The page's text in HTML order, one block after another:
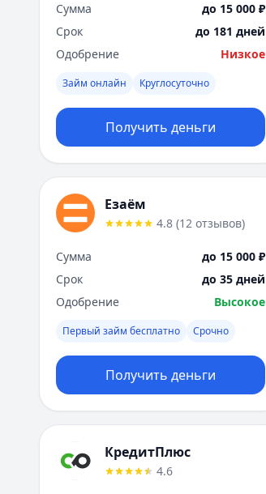
Сумма
до 15 000 ₽
Срок
до 181 дней
Одобрение
Низкое
Займ онлайн Круглосуточно
Получить деньги
Езаём
4.8 (12 отзывов)
Сумма
до 15 000 ₽
Срок
до 35 дней
Одобрение
Высокое
Первый займ бесплатно Срочно
Получить деньги
КредитПлюс
4.6